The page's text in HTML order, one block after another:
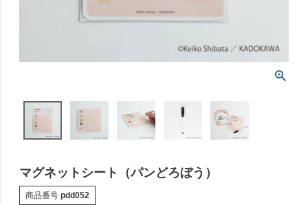
マグネットシート（パンどろぼう）
商品番号 pdd052